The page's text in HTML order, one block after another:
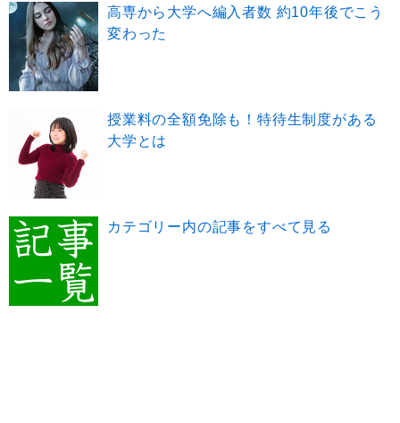
高専から大学へ編入者数 約10年後でこう
変わった
授業料の全額免除も！特待生制度がある
大学とは
カテゴリー内の記事をすべて見る